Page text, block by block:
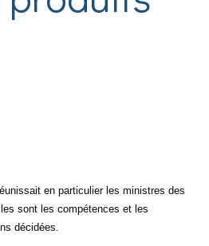
en particulier les ministres des
sont les compétences et les
décidées.